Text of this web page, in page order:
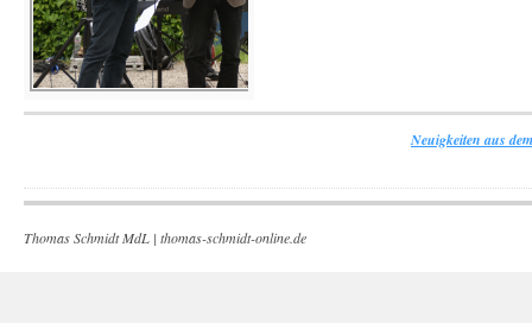
Neuigkeiten aus
Thomas Schmidt MdL | thomas-schmidt-online.de